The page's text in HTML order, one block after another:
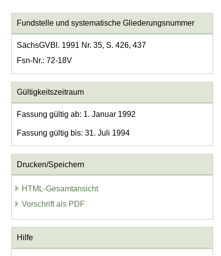
Fundstelle und systematische Gliederungsnummer
SächsGVBl. 1991 Nr. 35, S. 426, 437
Fsn-Nr.: 72-18V
Gültigkeitszeitraum
Fassung gültig ab: 1. Januar 1992
Fassung gültig bis: 31. Juli 1994
Drucken/Speichern
HTML-Gesamtansicht
Vorschrift als PDF
Hilfe